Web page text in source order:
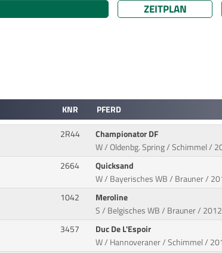
ZEITPLAN
KNR
PFERD
2R44
Championator DF
W / Oldenbg. Spring / Schimmel /
2664
Quicksand
W / Bayerisches WB / Brauner /
1042
Meroline
S / Belgisches WB / Brauner /
3457
Duc De L'Espoir
W / Hannoveraner / Schimmel /